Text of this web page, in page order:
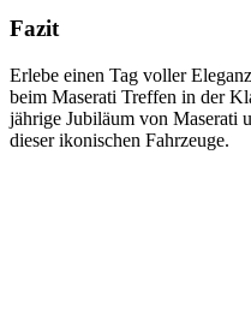
Fazit
Erlebe einen Tag voller
beim Maserati Treffen in der
jährige Jubiläum von Maserati
dieser ikonischen Fahrzeuge.